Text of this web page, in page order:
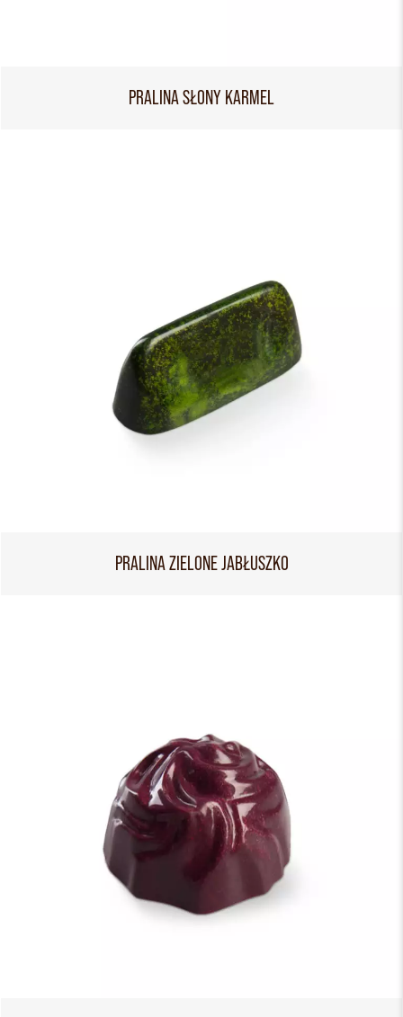
PRALINA SŁONY KARMEL
PRALINA ZIELONE JABŁUSZKO